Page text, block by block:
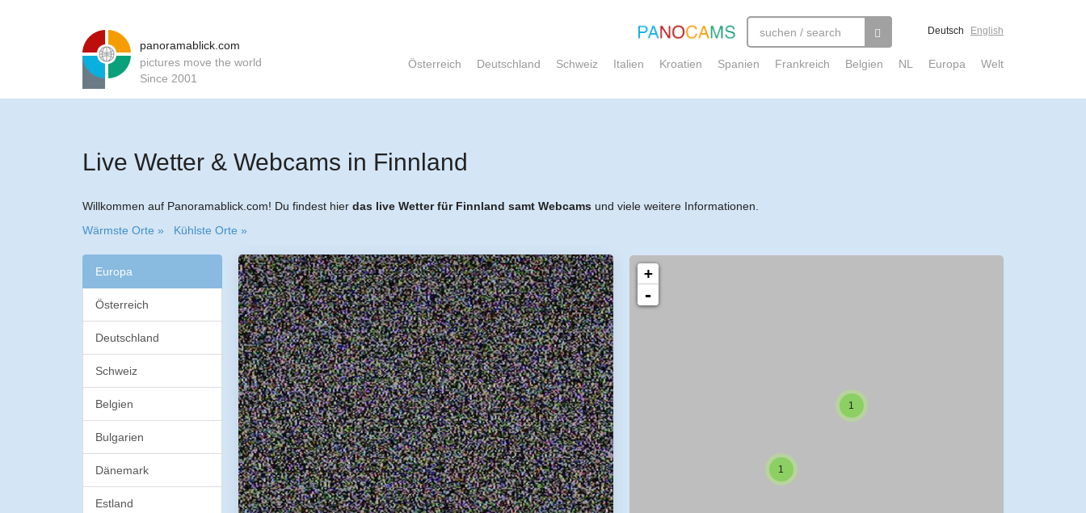
panoramablick.com
pictures move the world
Since 2001
Deutsch English
Österreich Deutschland Schweiz Italien Kroatien Spanien Frankreich Belgien NL Europa Welt
Live Wetter & Webcams in Finnland
Willkommen auf Panoramablick.com! Du findest hier das live Wetter für Finnland samt Webcams und viele weitere Informationen.
Wärmste Orte »
Kühlste Orte »
Europa
Österreich
Deutschland
Schweiz
Belgien
Bulgarien
Dänemark
Estland
1
1
+
-